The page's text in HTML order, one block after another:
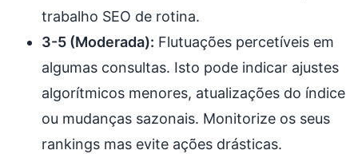
trabalho SEO de rotina.
3-5 (Moderada): Flutuações percetíveis em
algumas consultas. Isto pode indicar ajustes
algorítmicos menores, atualizações do índice
ou mudanças sazonais. Monitorize os seus
rankings mas evite ações drásticas.